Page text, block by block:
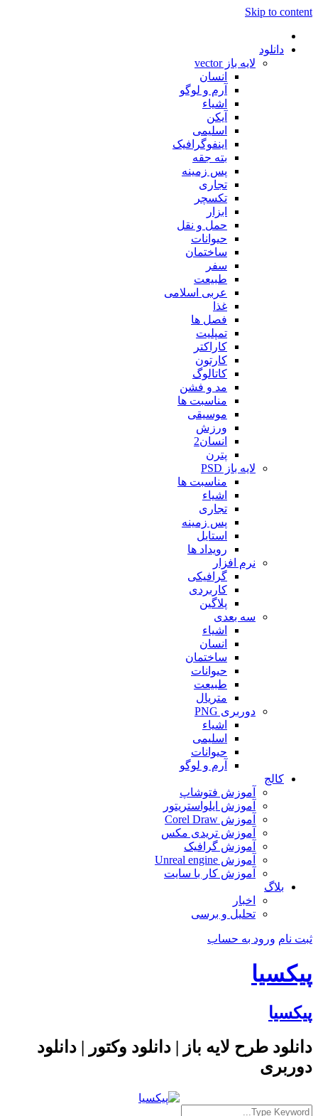
Skip to content
دانلود
لایه باز vector
انسان
آرم و لوگو
اشیاء
آیکن
اسلیمی
اینفوگرافیک
بته جقه
پس زمینه
تجاری
تکسچر
ابزار
حمل و نقل
حیوانات
ساختمان
سفر
طبیعت
عربی اسلامی
غذا
فصل ها
تمپلیت
کاراکتر
کارتون
کاتالوگ
مد و فشن
مناسبت ها
موسیقی
ورزش
انسان2
پترن
لایه باز PSD
مناسبت ها
اشیاء
تجاری
پس زمینه
استایل
رویداد ها
نرم افزار
گرافیکی
کاربردی
پلاگین
سه بعدی
اشیاء
انسان
ساختمان
حیوانات
طبیعت
متریال
دوربری PNG
اشیاء
اسلیمی
حیوانات
آرم و لوگو
کالج
آموزش فتوشاپ
آموزش ایلواستریتور
آموزش Corel Draw
آموزش تریدی مکس
آموزش گرافیک
آموزش Unreal engine
آموزش کار با سایت
بلاگ
اخبار
تحلیل و برسی
ثبت نام ورود به حساب
پیکسیا
پیکسیا
دانلود طرح لایه باز | دانلود وکتور | دانلود
دوربری